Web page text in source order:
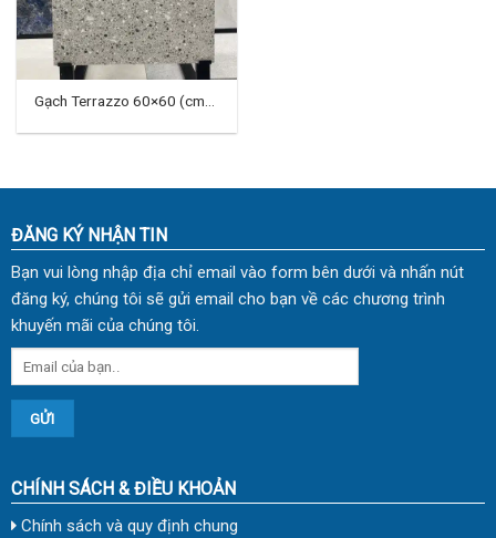
Gạch Terrazzo 60×60 (cm)
ĐĂNG KÝ NHẬN TIN
Bạn vui lòng nhập địa chỉ email vào form bên dưới và nhấn nút
đăng ký, chúng tôi sẽ gửi email cho bạn về các chương trình
khuyến mãi của chúng tôi.
CHÍNH SÁCH & ĐIỀU KHOẢN
Chính sách và quy định chung